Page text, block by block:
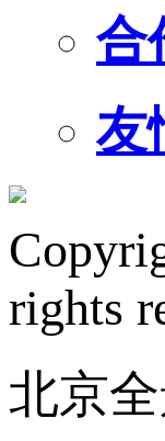
合
友
rights
北京